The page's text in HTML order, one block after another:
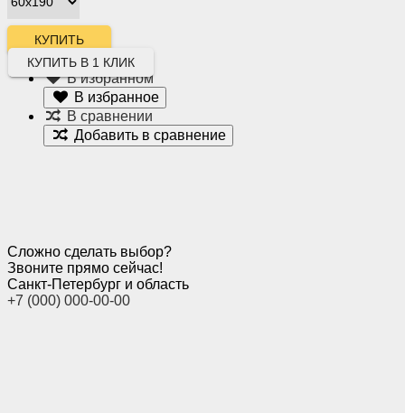
КУПИТЬ В 1 КЛИК
В избранном
В избранное
В сравнении
Добавить в сравнение
Сложно сделать выбор?
Звоните прямо сейчас!
Санкт-Петербург и область
+7 (000) 000-00-00